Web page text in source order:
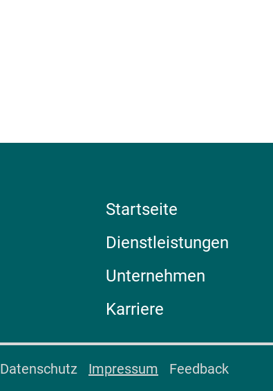
Startseite
Dienstleistungen
Unternehmen
Karriere
Datenschutz Impressum Feedback